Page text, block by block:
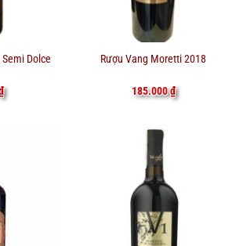
Dolce Rượu Vang Moretti 2018
185.000₫